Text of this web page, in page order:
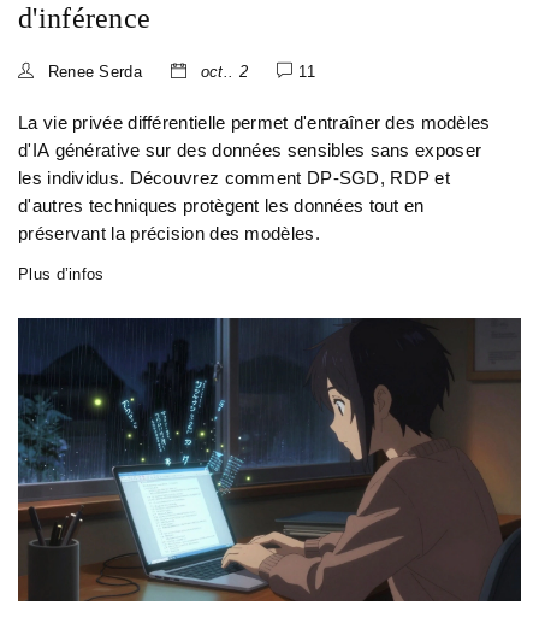
d'inférence
Renee Serda oct.. 2 11
La vie privée différentielle permet d'entraîner des modèles
d'IA générative sur des données sensibles sans exposer
les individus. Découvrez comment DP-SGD, RDP et
d'autres techniques protègent les données tout en
préservant la précision des modèles.
Plus d’infos